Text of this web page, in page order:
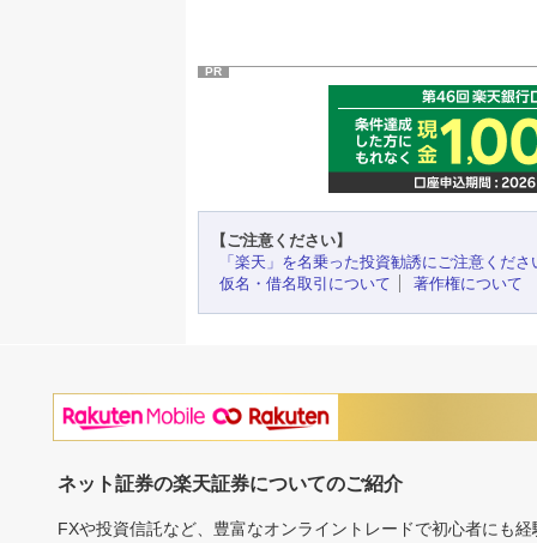
PR
【ご注意ください】
「楽天」を名乗った投資勧誘にご注意くださ
仮名・借名取引について
著作権について
ネット証券の楽天証券についてのご紹介
FXや投資信託など、豊富なオンライントレードで初心者にも